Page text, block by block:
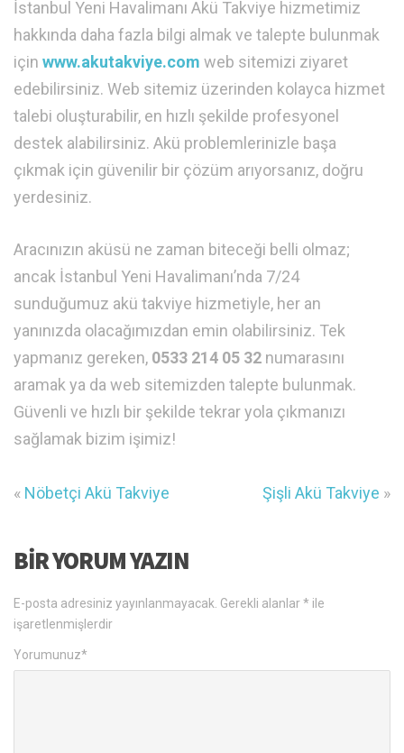
İstanbul Yeni Havalimanı Akü Takviye hizmetimiz
hakkında daha fazla bilgi almak ve talepte bulunmak
için www.akutakviye.com web sitemizi ziyaret
edebilirsiniz. Web sitemiz üzerinden kolayca hizmet
talebi oluşturabilir, en hızlı şekilde profesyonel
destek alabilirsiniz. Akü problemlerinizle başa
çıkmak için güvenilir bir çözüm arıyorsanız, doğru
yerdesiniz.
Aracınızın aküsü ne zaman biteceği belli olmaz;
ancak İstanbul Yeni Havalimanı’nda 7/24
sunduğumuz akü takviye hizmetiyle, her an
yanınızda olacağımızdan emin olabilirsiniz. Tek
yapmanız gereken, 0533 214 05 32 numarasını
aramak ya da web sitemizden talepte bulunmak.
Güvenli ve hızlı bir şekilde tekrar yola çıkmanızı
sağlamak bizim işimiz!
« Nöbetçi Akü Takviye Şişli Akü Takviye »
BIR YORUM YAZIN
E-posta adresiniz yayınlanmayacak. Gerekli alanlar* ile
işaretlenmişlerdir
Yorumunuz*